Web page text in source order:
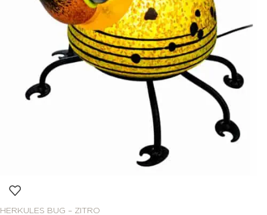
HERKULES BUG – ZITRO